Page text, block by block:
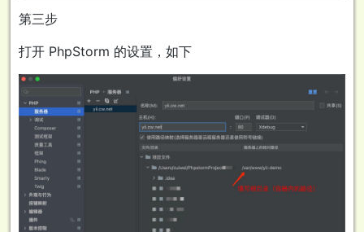
第三步
打开 PhpStorm 的设置，如下